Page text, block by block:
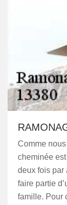
Comme
cheminée
deux fois par
faire partie
famille. Pour